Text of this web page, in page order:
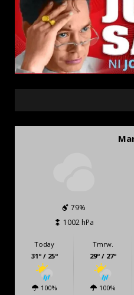
79%
1002 hPa
Today
31º / 25º
100%
Tmrw.
29º / 27º
100%